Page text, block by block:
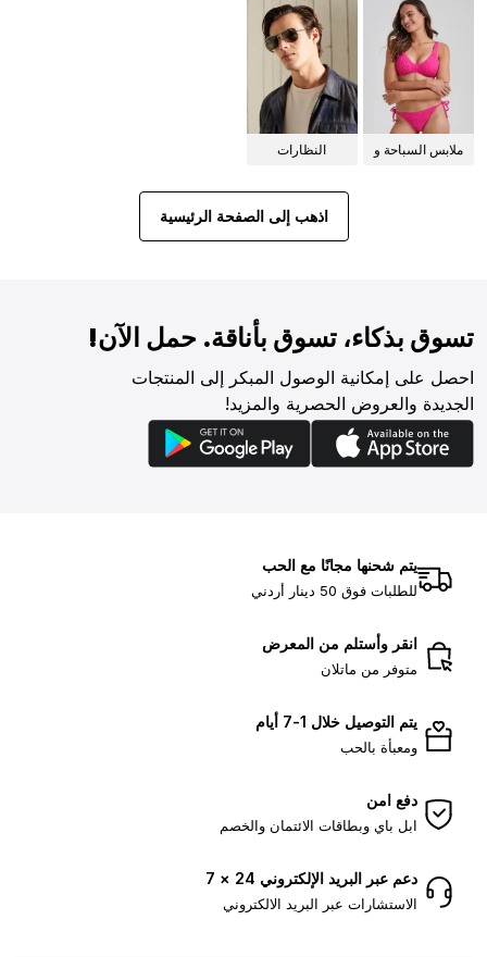
ملابس السباحة و
النظارات
اذهب إلى الصفحة الرئيسية
تسوق بذكاء، تسوق بأناقة. حمل الآن!
احصل على إمكانية الوصول المبكر إلى المنتجات
الجديدة والعروض الحصرية والمزيد!
يتم شحنها مجانًا مع الحب
للطلبات فوق 50 دينار أردني
انقر وأستلم من المعرض
متوفر من ماتلان
يتم التوصيل خلال 1-7 أيام
ومعبأة بالحب
دفع امن
ابل باي وبطاقات الائتمان والخصم
دعم عبر البريد الإلكتروني 24 × 7
الاستشارات عبر البريد الالكتروني